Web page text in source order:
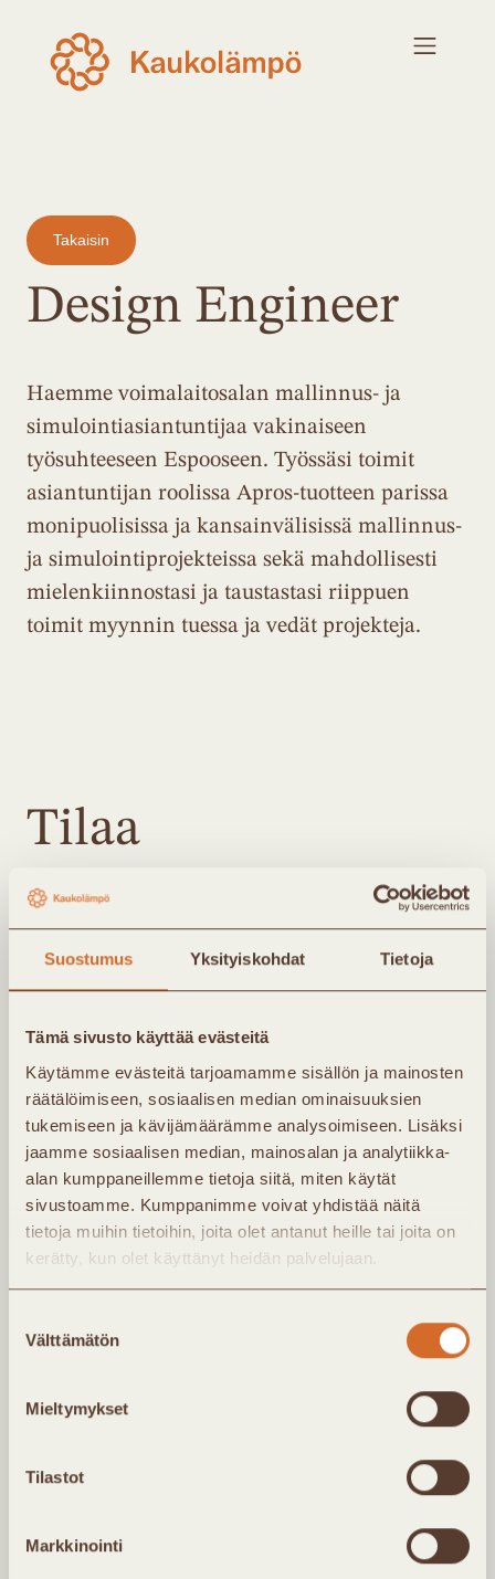
Suostumus Yksityiskohdat Tietoja
Tämä sivusto käyttää evästeitä
Käytämme evästeitä tarjoamamme sisällön ja mainosten
räätälöimiseen, sosiaalisen median ominaisuuksien
tukemiseen ja kävijämäärämme analysoimiseen. Lisäksi
jaamme sosiaalisen median, mainosalan ja analytiikka-
alan kumppaneillemme tietoja siitä, miten käytät
sivustoamme. Kumppanimme voivat yhdistää näitä
tietoja muihin tietoihin, joita olet antanut heille tai joita on
kerätty, kun olet käyttänyt heidän palvelujaan.
valinta
Välttämätön
Mieltymykset
Tilastot
Markkinointi
Takaisin
Design Engineer
Haemme voimalaitosalan mallinnus- ja
simulointiasiantuntijaa vakinaiseen
työsuhteeseen Espooseen. Työssäsi toimit
asiantuntijan roolissa Apros-tuotteen parissa
monipuolisissa ja kansainvälisissä mallinnus-
ja simulointiprojekteissa sekä mahdollisesti
mielenkiinnostasi ja taustastasi riippuen
toimit myynnin tuessa ja vedät projekteja.
Tilaa
uutiskirjeemme
Kaukolämpö Ry:n uutiskirje lähetetään noin 4
kertaa vuodessa. Kirjeessä saat tietoa
yhdistyksen uutisista ja tapahtumista. Jäsenet
saavat lisäksi noin kerran kuukaudessa
jäsenkirjeen, jossa ajankohtaista infoa
Kaukolämpö Ry:n toiminnasta.
En ole Kaukolämpö ry:n jäsen
uutis-/jäsenkirjeen sähköpostiini. Täyttämällä lomakkeen